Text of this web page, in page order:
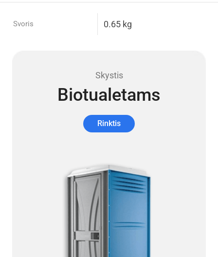
Svoris 0.65 kg
Skystis
Biotualetams
Rinktis